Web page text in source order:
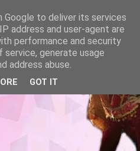
Google to deliver its services
address and user-agent are
performance and security
generate usage
address abuse.
GOT IT